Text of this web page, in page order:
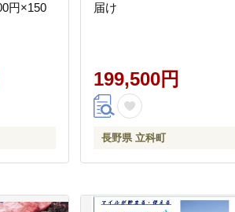
円×150
届け
199,500円
長野県 立科町